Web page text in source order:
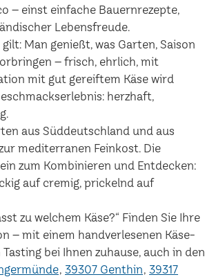
– einst einfache Bauernrezepte,
Lebensfreude.
Man genießt, was Garten, Saison
– frisch, ehrlich, mit
mit gut gereiftem Käse wird
herzhaft,
aus Süddeutschland und aus
mediterranen Feinkost. Die
zum Kombinieren und Entdecken:
auf cremig, prickelnd auf
zu welchem Käse?“ Finden Sie Ihre
– mit einem handverlesenen Käse-
bei Ihnen zuhause, auch in den
39307 Genthin 39317